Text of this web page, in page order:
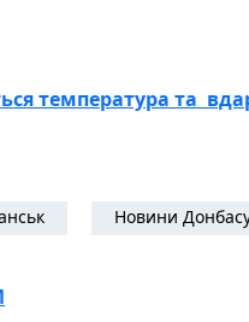
температура та
Новини